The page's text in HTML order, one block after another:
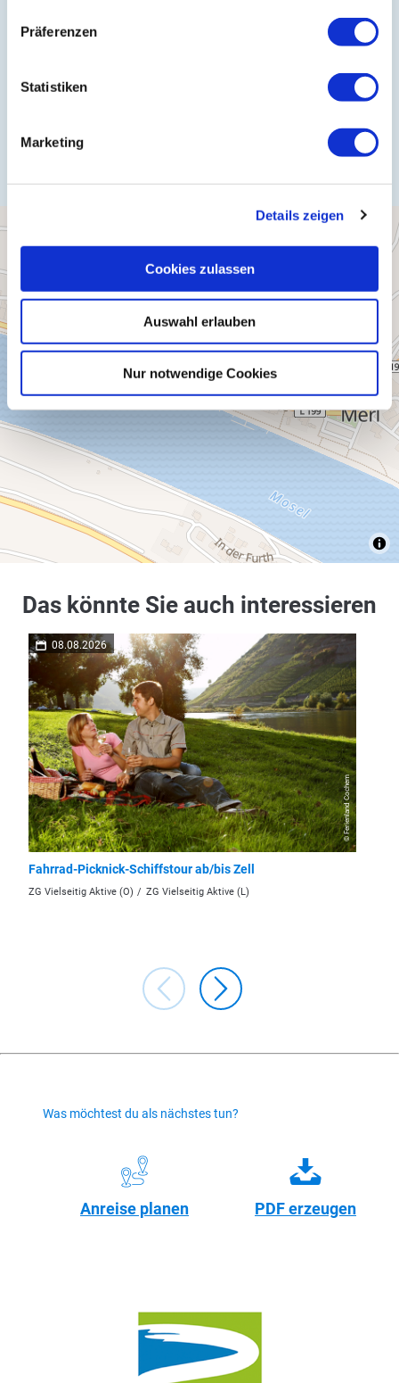
Präferenzen
Statistiken
Marketing
Details zeigen
Cookies zulassen
Auswahl erlauben
Nur notwendige Cookies
E-Mail:stadtmarketing@zellmosel.de
Das könnte Sie auch interessieren
© Ferienland Cochem
08.08.2026
Fahrrad-Picknick-Schiffstour ab/bis Zell
ZG Vielseitig Aktive (O) ZG Vielseitig Aktive (L)
Was möchtest du als nächstes tun?
Anreise planen PDF erzeugen